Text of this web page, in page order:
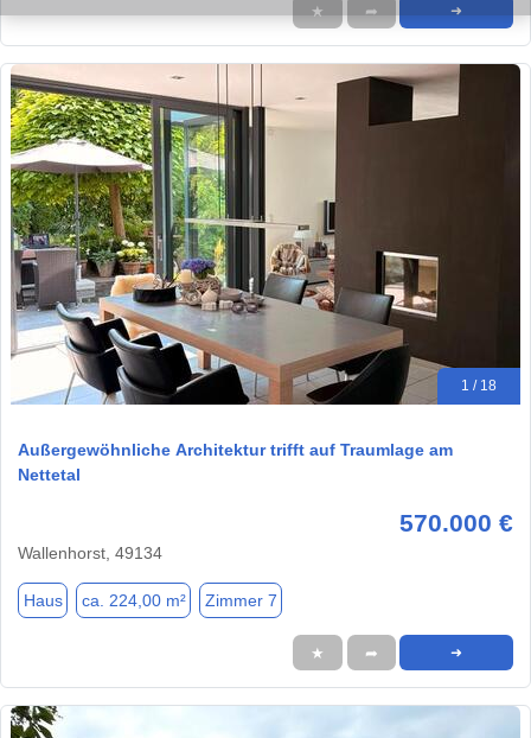
★ ➦ ➜
1 / 18
Außergewöhnliche Architektur trifft auf Traumlage am
Nettetal
570.000 €
Wallenhorst, 49134
Haus ca. 224,00 m² Zimmer 7
★ ➦ ➜